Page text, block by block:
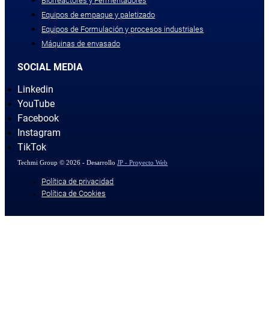
Equipos de empaque y paletizado
Equipos de Formulación y procesos industriales
Máquinas de envasado
SOCIAL MEDIA
Linkedin
YouTube
Facebook
Instagram
TikTok
Techmi Group © 2026 - DesarrolloJP - Proyecto Web
Política de privacidad
Política de Cookies